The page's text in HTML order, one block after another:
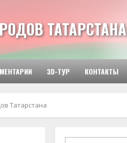
ТАТАРСТАНА
3D-ТУР КОНТАКТЫ
Татарстана